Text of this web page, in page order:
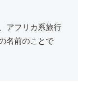
アフリカ系旅行
名前のことで